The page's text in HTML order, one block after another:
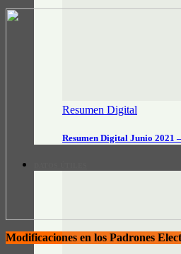
Resumen Digital
Resumen Digital Junio 2021
Modificaciones en los Padrones